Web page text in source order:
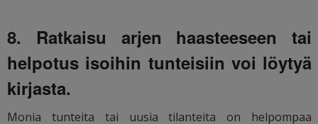
8. Ratkaisu arjen haasteeseen tai
helpotus isoihin tunteisiin voi löytyä
kirjasta.
Monia tunteita tai uusia tilanteita on helpompaa